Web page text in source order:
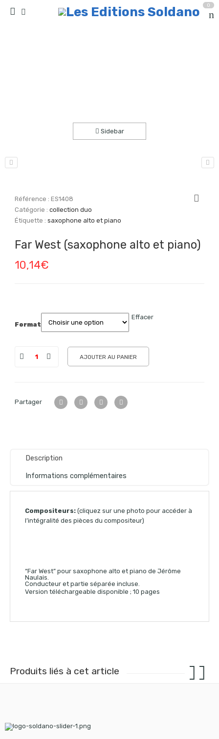
0
Sidebar
Référence :ES1408
Catégorie :collection duo
Étiquette :saxophone alto et piano
Far West (saxophone alto et piano)
10,14€
Format
Effacer
AJOUTER AU PANIER
Partager
Description
Informations complémentaires
Compositeurs: (cliquez sur une photo pour accéder à
l’intégralité des pièces du compositeur)
“Far West” pour saxophone alto et piano de Jérôme
Naulais.
Conducteur et partie séparée incluse.
Version téléchargeable disponible ; 10 pages
Produits liés à cet article